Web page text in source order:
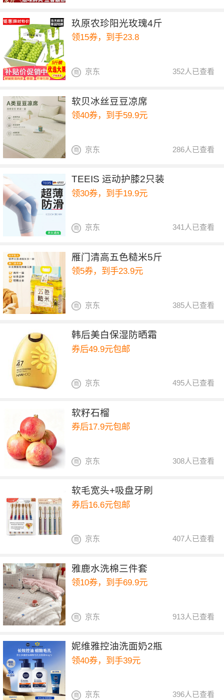
玖原农珍阳光玫瑰4斤
领15券，到手23.8
352人已查看
京东
软贝冰丝豆豆凉席
领40券，到手59.9元
286人已查看
京东
TEEIS 运动护膝2只装
领30券，到手19.9元
341人已查看
京东
雁门清高五色糙米5斤
领5券，到手23.9元
385人已查看
京东
韩后美白保湿防晒霜
券后49.9元包邮
495人已查看
京东
软籽石榴
券后17.9元包邮
308人已查看
京东
软毛宽头+吸盘牙刷
券后16.6元包邮
407人已查看
京东
雅鹿水洗棉三件套
领10券，到手69.9元
913人已查看
京东
妮维雅控油洗面奶2瓶
领40券，到手39元
396人已查看
京东